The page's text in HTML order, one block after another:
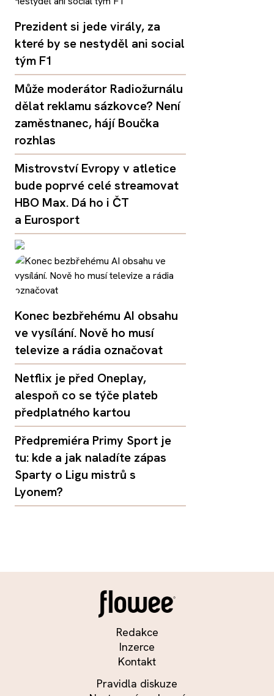
Prezident si jede virály, za
které by se nestyděl ani social
tým F1
Může moderátor Radiožurnálu
dělat reklamu sázkovce? Není
zaměstnanec, hájí Boučka
rozhlas
Mistrovství Evropy v atletice
bude poprvé celé streamovat
HBO Max. Dá ho i ČT
a Eurosport
Konec bezbřehému AI obsahu
ve vysílání. Nově ho musí
televize a rádia označovat
Netflix je před Oneplay,
alespoň co se týče plateb
předplatného kartou
Předpremiéra Primy Sport je
tu: kde a jak naladíte zápas
Sparty o Ligu mistrů s
Lyonem?
Redakce
Inzerce
Kontakt
Pravidla diskuze